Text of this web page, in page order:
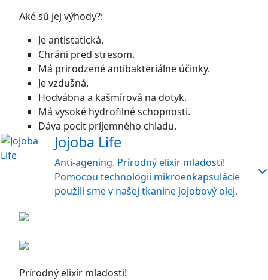
Aké sú jej výhody?:
Je antistatická.
Chráni pred stresom.
Má prirodzené antibakteriálne účinky.
Je vzdušná.
Hodvábna a kašmírová na dotyk.
Má vysoké hydrofilné schopnosti.
Dáva pocit príjemného chladu.
Jojoba Life
Anti-agening. Prírodný elixír mladosti!
Pomocou technológii mikroenkapsulácie
použili sme v našej tkanine jojobový olej.
Prírodný elixír mladosti!